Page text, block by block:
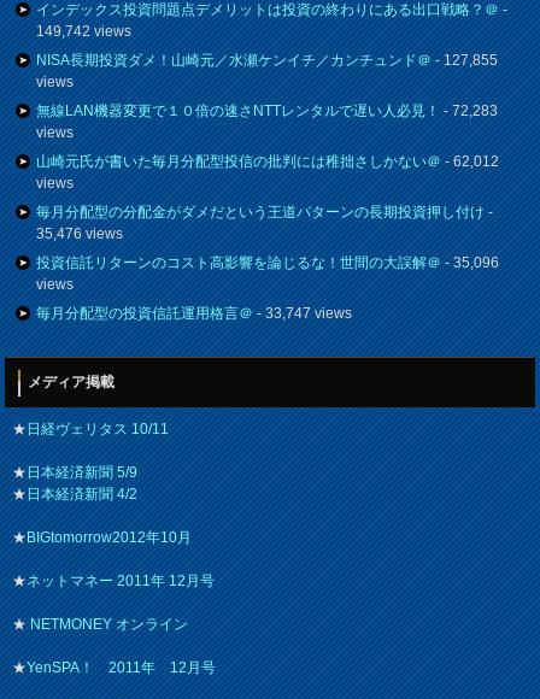
インデックス投資問題点デメリットは投資の終わりにある出口戦略？＠-
149,742 views
NISA長期投資ダメ！山崎元／水瀬ケンイチ／カンチュンド＠- 127,855
views
無線LAN機器変更で１０倍の速さNTTレンタルで遅い人必見！- 72,283
views
山崎元氏が書いた毎月分配型投信の批判には稚拙さしかない＠- 62,012
views
毎月分配型の分配金がダメだという王道パターンの長期投資押し付け-
35,476 views
投資信託リターンのコスト高影響を論じるな！世間の大誤解＠- 35,096
views
毎月分配型の投資信託運用格言＠- 33,747 views
メディア掲載
★日経ヴェリタス 10/11
★日本経済新聞 5/9
★日本経済新聞 4/2
★BIGtomorrow2012年10月
★ネットマネー 2011年 12月号
★NETMONEY オンライン
★YenSPA！ 2011年 12月号